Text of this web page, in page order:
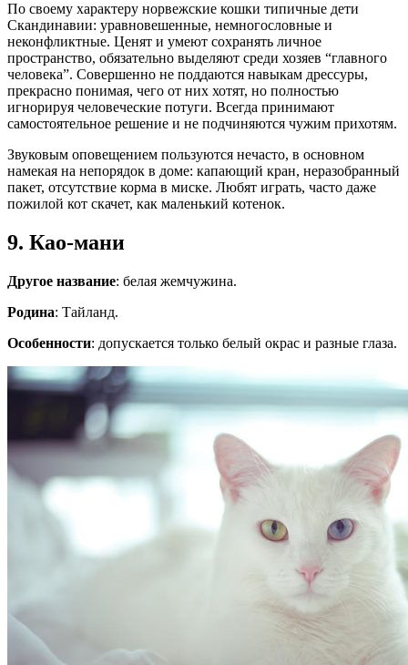
По своему характеру норвежские кошки типичные дети
Скандинавии: уравновешенные, немногословные и
неконфликтные. Ценят и умеют сохранять личное
пространство, обязательно выделяют среди хозяев “главного
человека”. Совершенно не поддаются навыкам дрессуры,
прекрасно понимая, чего от них хотят, но полностью
игнорируя человеческие потуги. Всегда принимают
самостоятельное решение и не подчиняются чужим прихотям.
Звуковым оповещением пользуются нечасто, в основном
намекая на непорядок в доме: капающий кран, неразобранный
пакет, отсутствие корма в миске. Любят играть, часто даже
пожилой кот скачет, как маленький котенок.
9. Као-мани
Другое название: белая жемчужина.
Родина: Тайланд.
Особенности: допускается только белый окрас и разные глаза.